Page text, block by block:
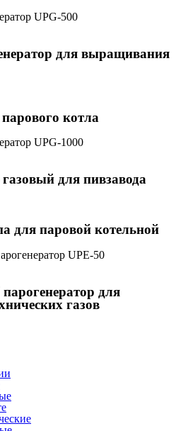
для выращивания
котла
для пивзавода
для паровой котельной
для
газов